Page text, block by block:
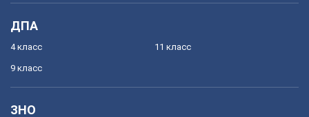
ДПА
4 класс
9 класс
11 класс
ЗНО